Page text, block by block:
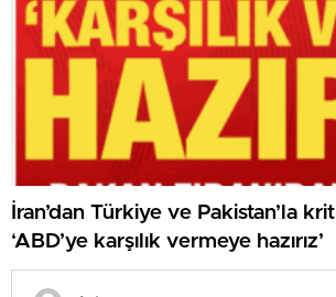
İran’dan Türkiye ve Pakistan’la
‘ABD’ye karşılık vermeye hazırız’